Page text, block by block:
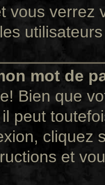
vous verrez
mot de
Bien que
peut
cliquez
et